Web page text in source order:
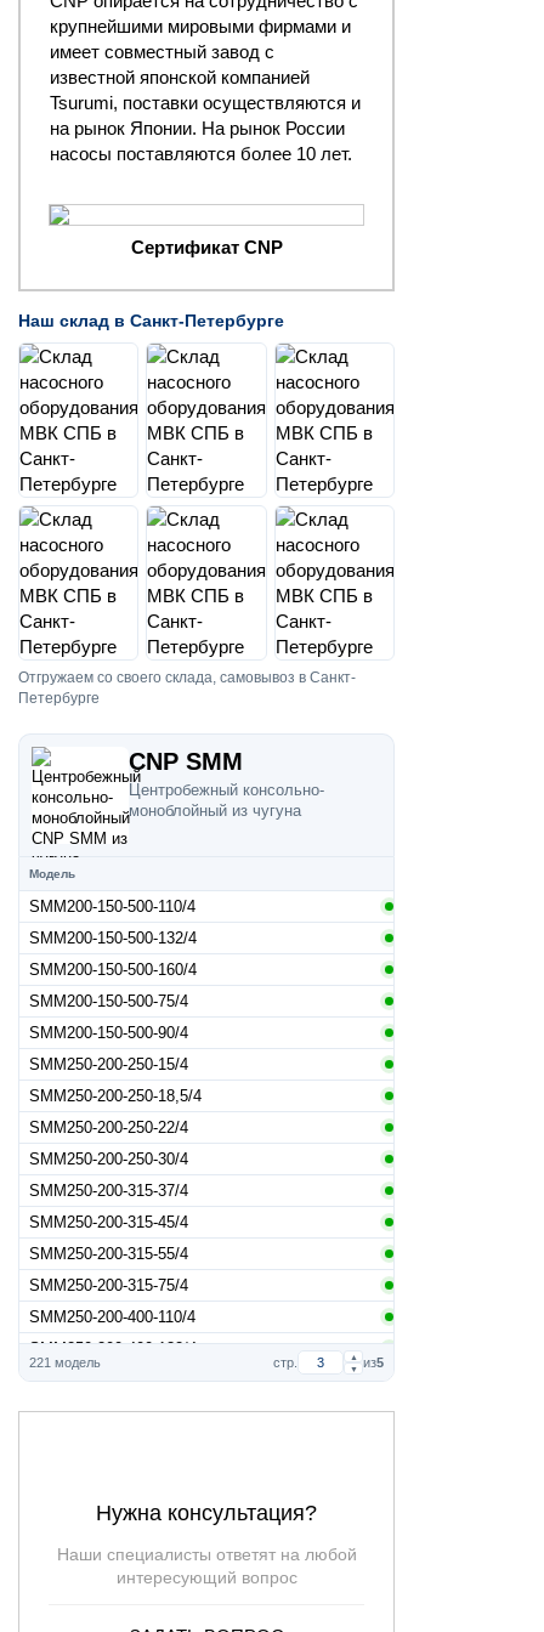
крупнейшими мировыми фирмами и
имеет совместный завод с
известной японской компанией
Tsurumi, поставки осуществляются и
на рынок Японии. На рынок России
насосы поставляются более 10 лет.
Сертификат CNP
Наш склад в Санкт-Петербурге
Отгружаем со своего склада, самовывоз в Санкт-
Петербурге
CNP SMM
Центробежный консольно-
моноблойный из чугуна
Модель
SMM200-150-500-110/4
SMM200-150-500-132/4
SMM200-150-500-160/4
SMM200-150-500-75/4
SMM200-150-500-90/4
SMM250-200-250-15/4
SMM250-200-250-18,5/4
SMM250-200-250-22/4
SMM250-200-250-30/4
SMM250-200-315-37/4
SMM250-200-315-45/4
SMM250-200-315-55/4
SMM250-200-315-75/4
SMM250-200-400-110/4
SMM250-200-400-132/4
SMM250-200-400-160/4
SMM250-200-400-55/4
SMM250-200-500-132/4
SMM250-200-500-200/4
221 модель стр.
▲
▼
из5
Нужна консультация?
Наши специалисты ответят на любой
интересующий вопрос